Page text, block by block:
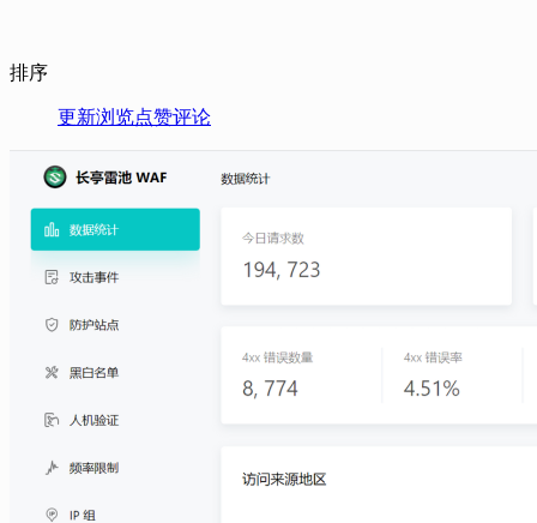
排序
更新浏览点赞评论